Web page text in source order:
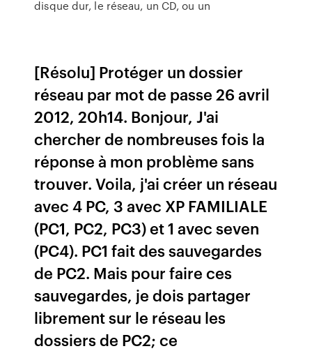
disque dur, le réseau, un CD, ou un
[Résolu] Protéger un dossier
réseau par mot de passe 26 avril
2012, 20h14. Bonjour, J'ai
chercher de nombreuses fois la
réponse à mon problème sans
trouver. Voila, j'ai créer un réseau
avec 4 PC, 3 avec XP FAMILIALE
(PC1, PC2, PC3) et 1 avec seven
(PC4). PC1 fait des sauvegardes
de PC2. Mais pour faire ces
sauvegardes, je dois partager
librement sur le réseau les
dossiers de PC2; ce